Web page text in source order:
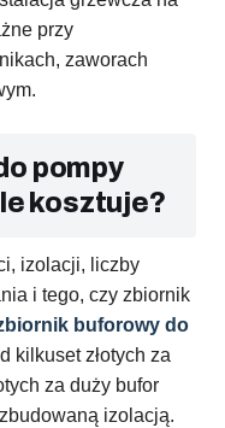
przy
zaworach
pompy
kosztuje?
izolacji, liczby
i tego, czy zbiornik
buforowy do
kilkuset złotych za
za duży bufor
izolacją.